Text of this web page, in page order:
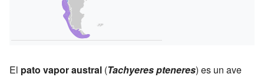
El pato vapor austral (Tachyeres pteneres) es un ave